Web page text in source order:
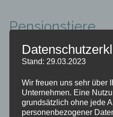
Pensionstiere
Aus gegebenem Anlass
Leider kommt es immer
Pensionsplätze bei uns
Stand: 29.03.2023
Wir freuen uns sehr über
Unternehmen. Eine
grundsätzlich ohne jede
personenbezogener